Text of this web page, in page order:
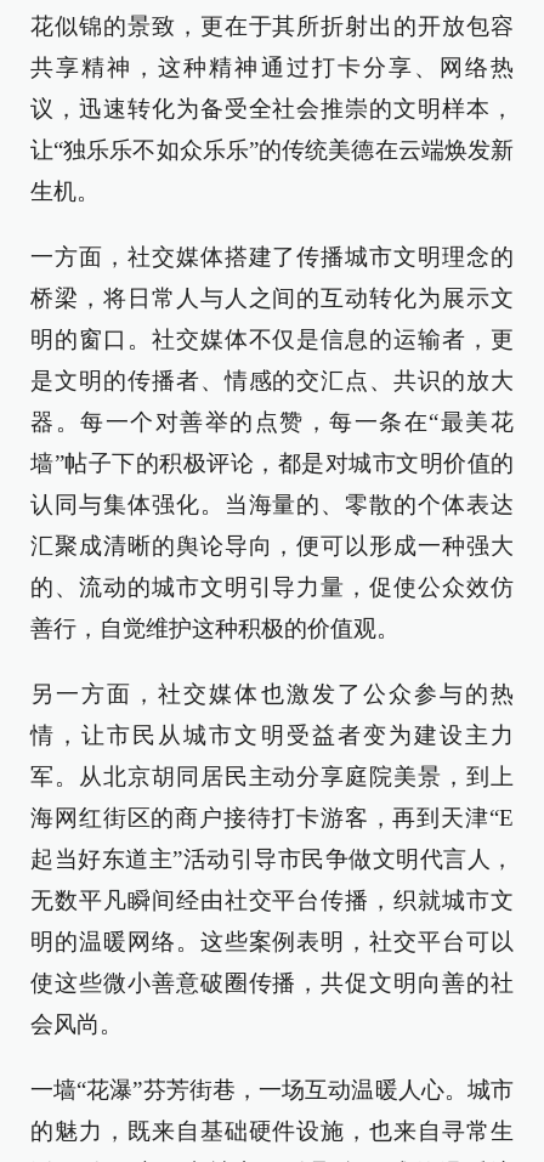
花似锦的景致，更在于其所折射出的开放包容
共享精神，这种精神通过打卡分享、网络热
议，迅速转化为备受全社会推崇的文明样本，
让“独乐乐不如众乐乐”的传统美德在云端焕发新
生机。
一方面，社交媒体搭建了传播城市文明理念的
桥梁，将日常人与人之间的互动转化为展示文
明的窗口。社交媒体不仅是信息的运输者，更
是文明的传播者、情感的交汇点、共识的放大
器。每一个对善举的点赞，每一条在“最美花
墙”帖子下的积极评论，都是对城市文明价值的
认同与集体强化。当海量的、零散的个体表达
汇聚成清晰的舆论导向，便可以形成一种强大
的、流动的城市文明引导力量，促使公众效仿
善行，自觉维护这种积极的价值观。
另一方面，社交媒体也激发了公众参与的热
情，让市民从城市文明受益者变为建设主力
军。从北京胡同居民主动分享庭院美景，到上
海网红街区的商户接待打卡游客，再到天津“E
起当好东道主”活动引导市民争做文明代言人，
无数平凡瞬间经由社交平台传播，织就城市文
明的温暖网络。这些案例表明，社交平台可以
使这些微小善意破圈传播，共促文明向善的社
会风尚。
一墙“花瀑”芬芳街巷，一场互动温暖人心。城市
的魅力，既来自基础硬件设施，也来自寻常生